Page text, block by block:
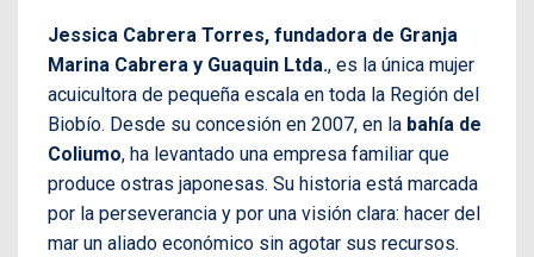
Jessica Cabrera Torres, fundadora de Granja
Marina Cabrera y Guaquin Ltda., es la única mujer
acuicultora de pequeña escala en toda la Región del
Biobío. Desde su concesión en 2007, en la bahía de
Coliumo, ha levantado una empresa familiar que
produce ostras japonesas. Su historia está marcada
por la perseverancia y por una visión clara: hacer del
mar un aliado económico sin agotar sus recursos.